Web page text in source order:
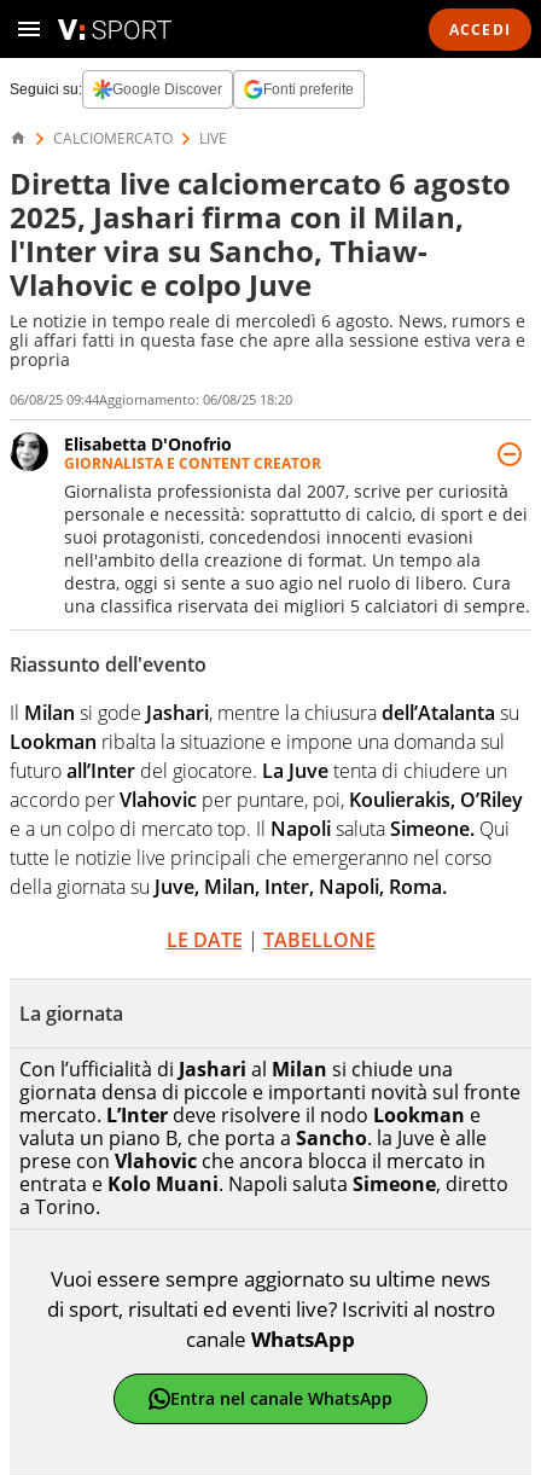
ACCEDI
Seguici su: Google Discover Fonti preferite
CALCIOMERCATO LIVE
Diretta live calciomercato 6 agosto
2025, Jashari firma con il Milan,
l'Inter vira su Sancho, Thiaw-
Vlahovic e colpo Juve
Le notizie in tempo reale di mercoledì 6 agosto. News, rumors e
gli affari fatti in questa fase che apre alla sessione estiva vera e
propria
06/08/25 09:44Aggiornamento: 06/08/25 18:20
Elisabetta D'Onofrio
GIORNALISTA E CONTENT CREATOR
Giornalista professionista dal 2007, scrive per curiosità
personale e necessità: soprattutto di calcio, di sport e dei
suoi protagonisti, concedendosi innocenti evasioni
nell'ambito della creazione di format. Un tempo ala
destra, oggi si sente a suo agio nel ruolo di libero. Cura
una classifica riservata dei migliori 5 calciatori di sempre.
Riassunto dell'evento
Il Milan si gode Jashari, mentre la chiusuradell’Atalanta su
Lookman ribalta la situazione e impone una domanda sul
futuroall’Inter del giocatore. La Juvetenta di chiudere un
accordo perVlahovic per puntare, poi, Koulierakis, O’Riley
e a un colpo di mercato top. Il NapolisalutaSimeone. Qui
tutte le notizie live principali che emergeranno nel corso
della giornata su Juve, Milan, Inter, Napoli, Roma.
LE DATE | TABELLONE
La giornata
Con l’ufficialità di Jashari al Milan si chiude una
giornata densa di piccole e importanti novità sul fronte
mercato. L’Inter deve risolvere il nodo Lookman e
valuta un piano B, che porta a Sancho. la Juve è alle
prese con Vlahovic che ancora blocca il mercato in
entrata e Kolo Muani. Napoli saluta Simeone, diretto
a Torino.
Vuoi essere sempre aggiornato su ultime news
di sport, risultati ed eventi live? Iscriviti al nostro
canale WhatsApp
Entra nel canale WhatsApp